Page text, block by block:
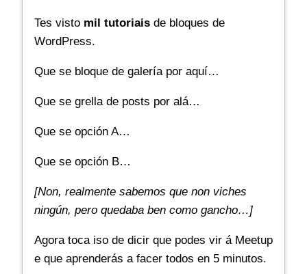
Tes visto mil tutoriais de bloques de
WordPress.
Que se bloque de galería por aquí…
Que se grella de posts por alá…
Que se opción A…
Que se opción B…
[Non, realmente sabemos que non viches
ningún, pero quedaba ben como gancho…]
Agora toca iso de dicir que podes vir á Meetup
e que aprenderás a facer todos en 5 minutos.